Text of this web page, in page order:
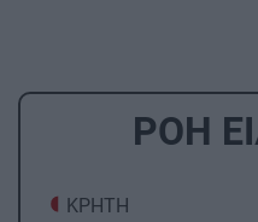
ΡΟΗ
ΚΡΗΤΗ